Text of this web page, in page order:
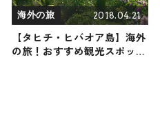
海外の旅 2018.04.21
【タヒチ・ヒバオア島】海外
の旅！おすすめ観光スポット